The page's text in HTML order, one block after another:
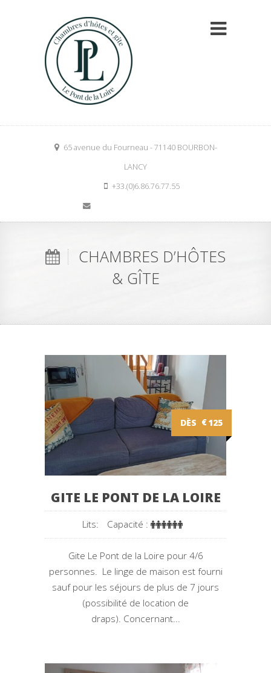
65 avenue du Fourneau - 71140 BOURBON-
LANCY
+33.(0)6.86.76.77.55
CHAMBRES D’HÔTES
& GÎTE
DÈS €125
GITE LE PONT DE LA LOIRE
Lits: Capacité :
Gite Le Pont de la Loire pour 4/6
personnes. Le linge de maison est fourni
sauf pour les séjours de plus de 7 jours
(possibilité de location de
draps). Concernant...